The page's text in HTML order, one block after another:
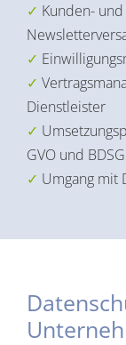
Kunden-
Dienstleister
GVO und
Umgang mit